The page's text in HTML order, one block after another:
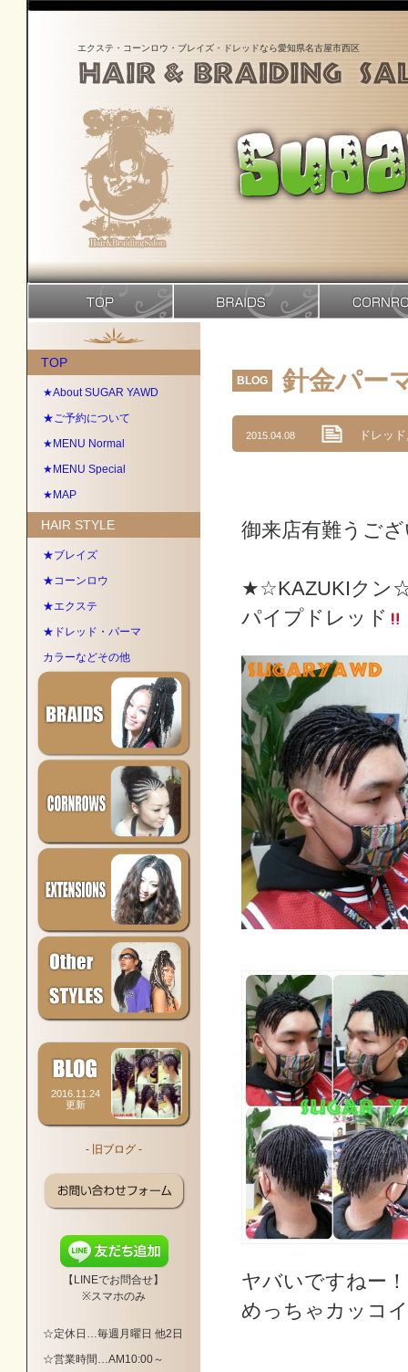
エクステ・コーンロウ・ブレイズ・ドレッドなら愛知県名古屋市西区
針金パー
BLOG
2015.04.08 ドレッド
御来店有難うご
★☆KAZUKIク
パイプドレッド
ヤバいですねー！
めっちゃカッコ
TOP
★About SUGAR YAWD
★ご予約について
★MENU Normal
★MENU Special
★MAP
HAIR STYLE
★ブレイズ
★コーンロウ
★エクステ
★ドレッド・パーマ
カラーなどその他
2016.11.24
更新
- 旧ブログ -
【LINEでお問合せ】
※スマホのみ
☆定休日…毎週月曜日 他2日
☆営業時間…AM10:00～